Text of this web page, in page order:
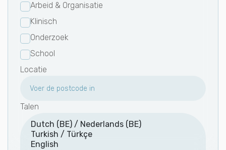
Arbeid & Organisatie
Klinisch
Onderzoek
School
Locatie
Talen